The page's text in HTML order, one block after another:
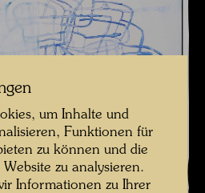
um Inhalte und
Funktionen für
zu können und die
zu analysieren.
Informationen zu Ihrer